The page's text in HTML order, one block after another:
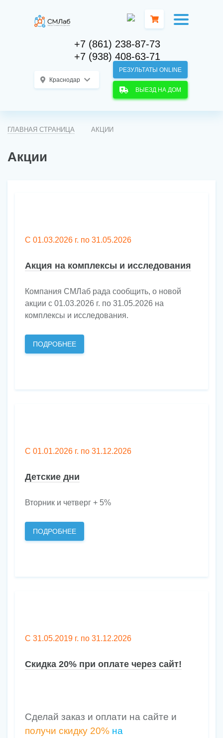
Краснодар
РЕЗУЛЬТАТЫ ONLINE
ВЫЕЗД НА ДОМ
+7 (861) 238-87-73
+7 (938) 408-63-71
ГЛАВНАЯ СТРАНИЦА АКЦИИ
Акции
С 01.03.2026 г. по 31.05.2026
Акция на комплексы и исследования
Компания СМЛаб рада сообщить, о новой
акции с 01.03.2026 г. по 31.05.2026 на
комплексы и исследования.
ПОДРОБНЕЕ
С 01.01.2026 г. по 31.12.2026
Детские дни
Вторник и четверг + 5%
ПОДРОБНЕЕ
С 31.05.2019 г. по 31.12.2026
Скидка 20% при оплате через сайт!
Сделай заказ и оплати на сайте и
получи скидку 20% на